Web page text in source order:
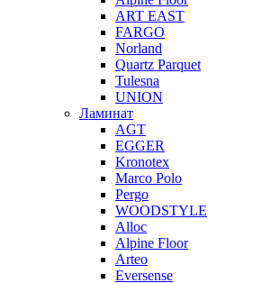
ART EAST
FARGO
Norland
Quartz Parquet
Tulesna
UNION
Ламинат
AGT
EGGER
Kronotex
Marco Polo
Pergo
WOODSTYLE
Alloc
Alpine Floor
Arteo
Eversense